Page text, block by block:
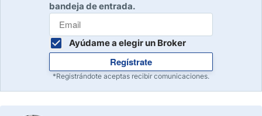
bandeja de entrada.
Ayúdame a elegir un Broker
Regístrate
*Registrándote aceptas recibir comunicaciones.